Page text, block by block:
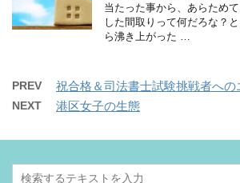
当たった事から、あらため
した間取りって何だろな？
ら沸き上がった …
PREV 祝合格＆司法書士試験挑戦者への
NEXT 港区女子の生態